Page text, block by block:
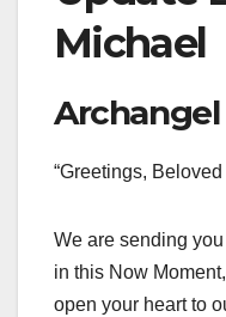
Michael
Archangel
“Greetings, Beloved
We are sending
in this Now
open your heart to